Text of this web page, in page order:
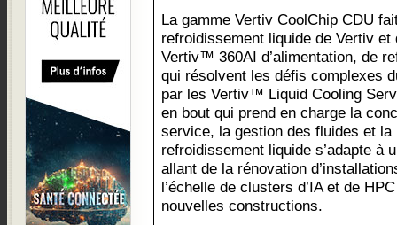
La gamme Vertiv CoolChip CDU
refroidissement liquide de Vertiv
Vertiv™ 360AI d’alimentation, de
qui résolvent les défis complexes
par les Vertiv™ Liquid Cooling
en bout qui prend en charge la
service, la gestion des fluides et
refroidissement liquide s’adapte à
allant de la rénovation
l’échelle de clusters d’IA et de
nouvelles constructions.